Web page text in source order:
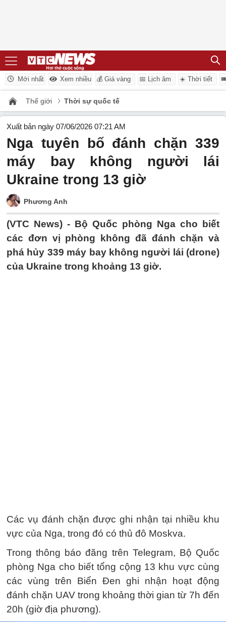
Mới nhất Xem nhiều 💰 Giá vàng 📅 Lịch âm ☀️ Thời tiết
Thế giới Thời sự quốc tế
Xuất bản ngày 07/06/2026 07:21 AM
Nga tuyên bố đánh chặn 339
máy bay không người lái
Ukraine trong 13 giờ
Phương Anh
(VTC News) - Bộ Quốc phòng Nga cho biết
các đơn vị phòng không đã đánh chặn và
phá hủy 339 máy bay không người lái (drone)
của Ukraine trong khoảng 13 giờ.
Các vụ đánh chặn được ghi nhận tại nhiều khu
vực của Nga, trong đó có thủ đô Moskva.
Trong thông báo đăng trên Telegram, Bộ Quốc
phòng Nga cho biết tổng cộng 13 khu vực cùng
các vùng trên Biển Đen ghi nhận hoạt động
đánh chặn UAV trong khoảng thời gian từ 7h đến
20h (giờ địa phương).